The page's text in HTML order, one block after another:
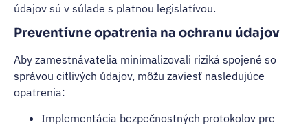
údajov sú v súlade s platnou legislatívou.
Preventívne opatrenia na ochranu údajov
Aby zamestnávatelia minimalizovali riziká spojené so
správou citlivých údajov, môžu zaviesť nasledujúce
opatrenia:
Implementácia bezpečnostných protokolov pre